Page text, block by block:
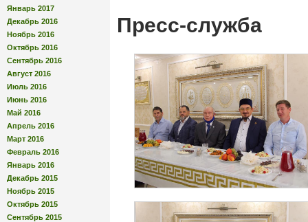
Январь 2017
Декабрь 2016
Ноябрь 2016
Октябрь 2016
Сентябрь 2016
Август 2016
Июль 2016
Июнь 2016
Май 2016
Апрель 2016
Март 2016
Февраль 2016
Январь 2016
Декабрь 2015
Ноябрь 2015
Октябрь 2015
Сентябрь 2015
Пресс-служба